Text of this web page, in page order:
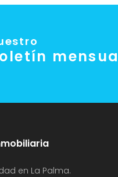
en La Palma.